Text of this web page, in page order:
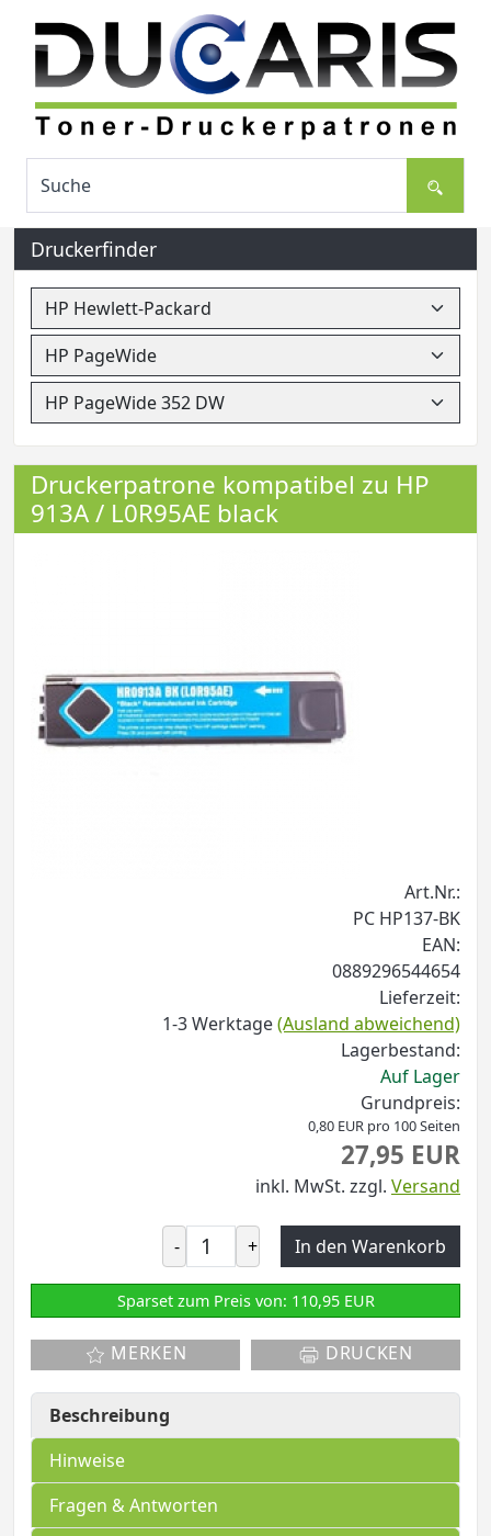
Druckerfinder
Druckerpatrone kompatibel zu HP
913A / L0R95AE black
Art.Nr.:
PC HP137-BK
EAN:
0889296544654
Lieferzeit:
1-3 Werktage(Ausland abweichend)
Lagerbestand:
Auf Lager
Grundpreis:
0,80 EUR pro 100 Seiten
27,95 EUR
inkl. MwSt. zzgl. Versand
- + In den Warenkorb
Sparset zum Preis von: 110,95 EUR
MERKEN DRUCKEN
Beschreibung
Hinweise
Fragen & Antworten